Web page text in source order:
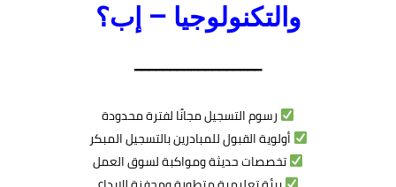
والتكنولوجيا – إب؟
━━━━━━━━━━━━━━━━━━
رسوم التسجيل مجانًا لفترة محدودة
أولوية القبول للمبادرين بالتسجيل المبكر
تخصصات حديثة ومواكبة لسوق العمل